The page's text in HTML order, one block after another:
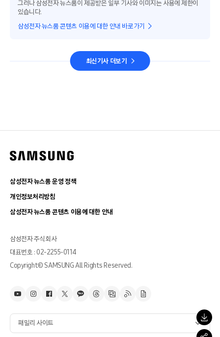
그러나 삼성전자 뉴스룸이 제공받은 일부 기사와 이미지는 사용에 제한이
있습니다.
삼성전자 뉴스룸 콘텐츠 이용에 대한 안내 바로가기
최신기사 더보기
삼성전자 뉴스룸 운영 정책
개인정보처리방침
삼성전자 뉴스룸 콘텐츠 이용에 대한 안내
삼성전자 주식회사
대표번호 : 02-2255-0114
Copyright© SAMSUNG All Rights Reserved.
패밀리 사이트